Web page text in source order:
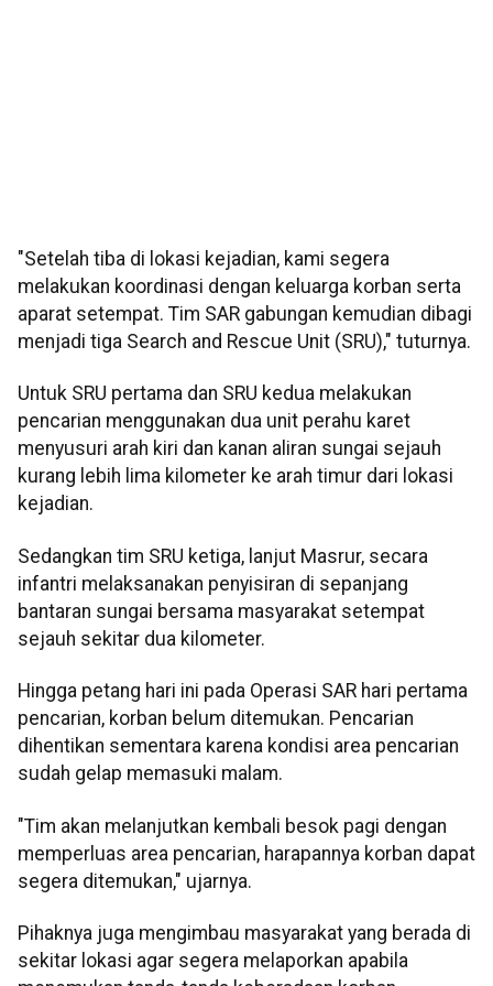
"Setelah tiba di lokasi kejadian, kami segera
melakukan koordinasi dengan keluarga korban serta
aparat setempat. Tim SAR gabungan kemudian dibagi
menjadi tiga Search and Rescue Unit (SRU)," tuturnya.
Untuk SRU pertama dan SRU kedua melakukan
pencarian menggunakan dua unit perahu karet
menyusuri arah kiri dan kanan aliran sungai sejauh
kurang lebih lima kilometer ke arah timur dari lokasi
kejadian.
Sedangkan tim SRU ketiga, lanjut Masrur, secara
infantri melaksanakan penyisiran di sepanjang
bantaran sungai bersama masyarakat setempat
sejauh sekitar dua kilometer.
Hingga petang hari ini pada Operasi SAR hari pertama
pencarian, korban belum ditemukan. Pencarian
dihentikan sementara karena kondisi area pencarian
sudah gelap memasuki malam.
"Tim akan melanjutkan kembali besok pagi dengan
memperluas area pencarian, harapannya korban dapat
segera ditemukan," ujarnya.
Pihaknya juga mengimbau masyarakat yang berada di
sekitar lokasi agar segera melaporkan apabila